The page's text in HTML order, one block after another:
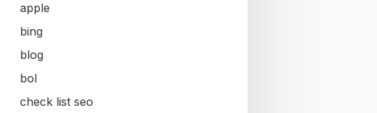
apple
bing
blog
bol
check list seo